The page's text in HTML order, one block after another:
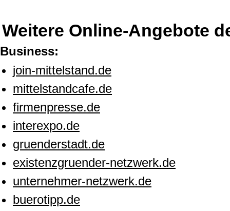
Weitere Online-Angebote
Business:
join-mittelstand.de
mittelstandcafe.de
firmenpresse.de
interexpo.de
gruenderstadt.de
existenzgruender-netzwerk.de
unternehmer-netzwerk.de
buerotipp.de